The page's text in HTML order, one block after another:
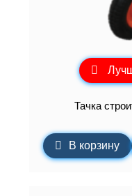
Тачка
В корзину